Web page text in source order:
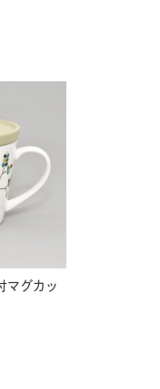
マグカッ